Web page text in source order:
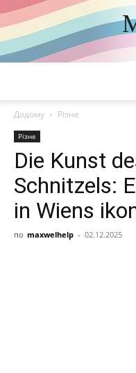
DISCOVER
Додому Різне
Різне
Die Kunst
Schnitzels:
in Wiens
по maxwelhelp - 02.12.2025